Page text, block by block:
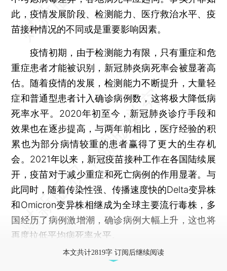
此，疫情发展阶段、检测能力、医疗救治水平、疫
苗接种情况的不同或是重要影响因素。
疫情初期，由于检测能力有限，只有重症和危
重症患者才能被识别，新冠肺炎病死率会被显著高
估。随着疫情的发展，检测能力不断提升，大量轻
症和普通型患者计入确诊病例数，这将极大降低病
死率水平。2020年初至今，新冠肺炎诊疗手段和
效果也在逐步提高，与两年前相比，医疗经验的积
累也为部分病情较重的患者赢得了更大的生存机
会。2021年以来，新冠疫苗接种工作在各国陆续展
开，疫苗对于减少重症和死亡病例的作用显著。与
此同时，随着传染性强、传播速度快的Delta变异株
和Omicron变异株相继成为全球主要流行毒株，多
国经历了病例激增潮，确诊病例大幅上升，这也将
再度拉低平均病死率水平。
本文共计2819字 订阅后继续阅读